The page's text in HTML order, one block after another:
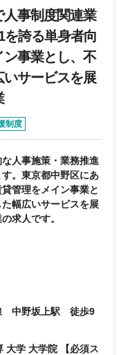
人事制度関連業
誇る単身者向
事業とし、不
サービスを展
制度
人事施策・業務推進
。東京都中野区にあ
管理をメイン事業と
幅広いサービスを展
求人です。
中野坂上駅 徒歩9
学院 【必須ス